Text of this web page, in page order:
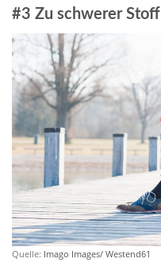
#3 Zu schwerer Stoff
Quelle: Imago Images/ Westend61